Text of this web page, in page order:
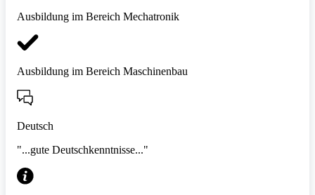
Ausbildung im Bereich Mechatronik
Ausbildung im Bereich Maschinenbau
Deutsch
"...gute Deutschkenntnisse..."